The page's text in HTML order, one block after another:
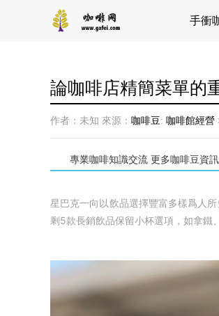
手衝
論咖啡店精簡菜單的
作者：未知 來源： 咖啡豆: 咖啡館經營
專業咖啡知識交流 更多咖啡豆資
星巴克一向以飲品選擇豐富多樣爲人
剩5款長銷飲品保留小杯選項，如拿鐵